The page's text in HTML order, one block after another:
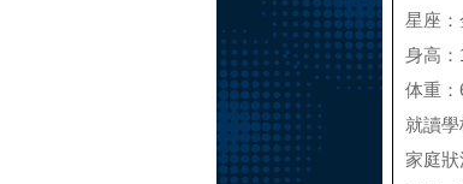
星座：
身高：
体重：
就讀
家庭